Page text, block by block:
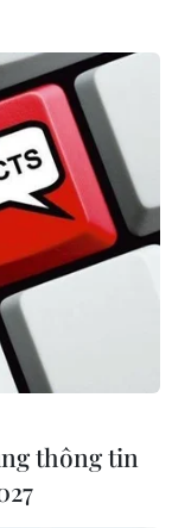
thông tin